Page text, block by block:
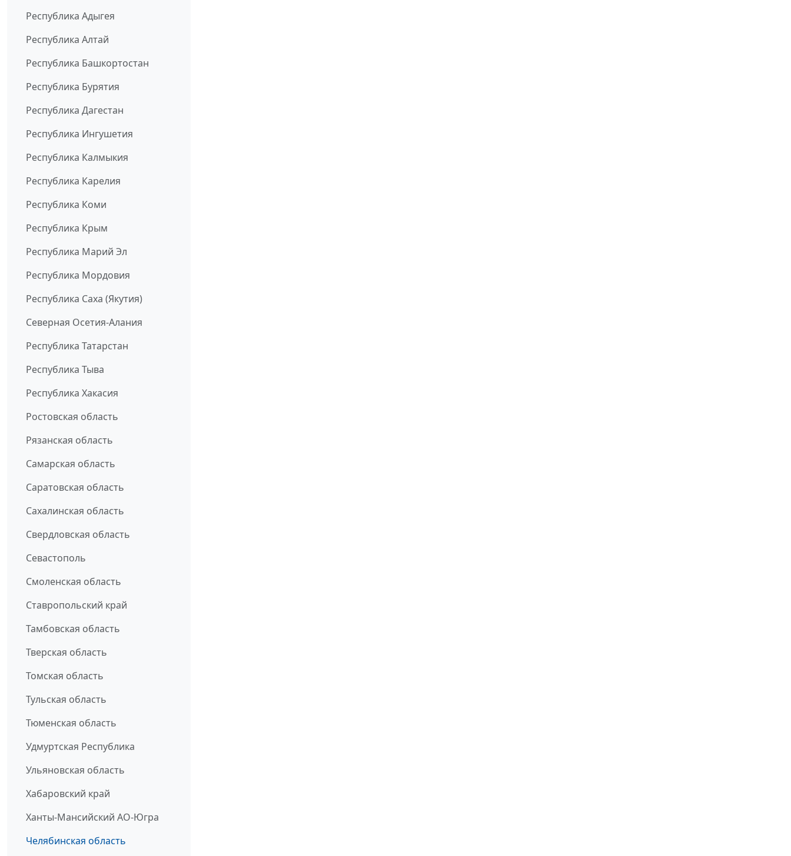
Республика Адыгея
Республика Алтай
Республика Башкортостан
Республика Бурятия
Республика Дагестан
Республика Ингушетия
Республика Калмыкия
Республика Карелия
Республика Коми
Республика Крым
Республика Марий Эл
Республика Мордовия
Республика Саха (Якутия)
Северная Осетия-Алания
Республика Татарстан
Республика Тыва
Республика Хакасия
Ростовская область
Рязанская область
Самарская область
Саратовская область
Сахалинская область
Свердловская область
Севастополь
Смоленская область
Ставропольский край
Тамбовская область
Тверская область
Томская область
Тульская область
Тюменская область
Удмуртская Республика
Ульяновская область
Хабаровский край
Ханты-Мансийский АО-Югра
Челябинская область